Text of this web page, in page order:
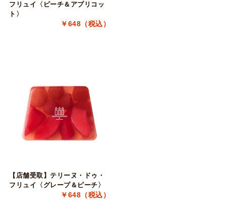
フリュイ〈ピーチ＆アプリコッ
ト〉
￥648（税込）
【店舗受取】テリーヌ・ドゥ・
フリュイ〈グレープ＆ピーチ〉
￥648（税込）